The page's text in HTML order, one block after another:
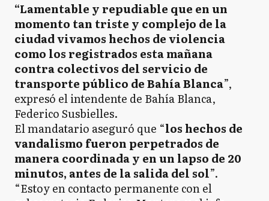
“Lamentable y repudiable que en un
momento tan triste y complejo de la
ciudad vivamos hechos de violencia
como los registrados esta mañana
contra colectivos del servicio de
transporte público de Bahía Blanca”,
expresó el intendente de Bahía Blanca,
Federico Susbielles.
El mandatario aseguró que “los hechos de
vandalismo fueron perpetrados de
manera coordinada y en un lapso de 20
minutos, antes de la salida del sol”.
“Estoy en contacto permanente con el